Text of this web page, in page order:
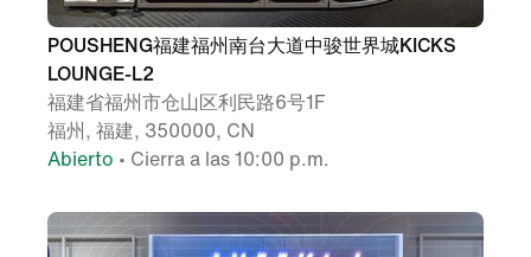
POUSHENG福建福州南台大道中骏世界城KICKS
LOUNGE-L2
福建省福州市仓山区利民路6号1F
福州, 福建, 350000, CN
Abierto • Cierra a las 10:00 p.m.